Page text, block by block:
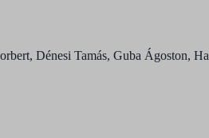
Dénesi Tamás, Guba Ágoston,